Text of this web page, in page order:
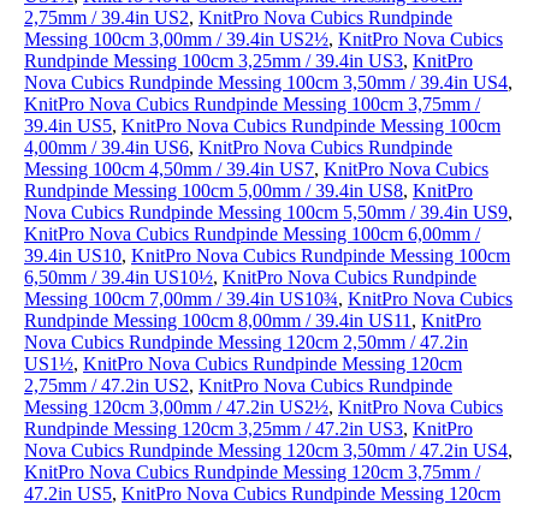
2,75mm / 39.4in US2, KnitPro Nova Cubics Rundpinde
Messing 100cm 3,00mm / 39.4in US2½, KnitPro Nova Cubics
Rundpinde Messing 100cm 3,25mm / 39.4in US3, KnitPro
Nova Cubics Rundpinde Messing 100cm 3,50mm / 39.4in US4,
KnitPro Nova Cubics Rundpinde Messing 100cm 3,75mm /
39.4in US5, KnitPro Nova Cubics Rundpinde Messing 100cm
4,00mm / 39.4in US6, KnitPro Nova Cubics Rundpinde
Messing 100cm 4,50mm / 39.4in US7, KnitPro Nova Cubics
Rundpinde Messing 100cm 5,00mm / 39.4in US8, KnitPro
Nova Cubics Rundpinde Messing 100cm 5,50mm / 39.4in US9,
KnitPro Nova Cubics Rundpinde Messing 100cm 6,00mm /
39.4in US10, KnitPro Nova Cubics Rundpinde Messing 100cm
6,50mm / 39.4in US10½, KnitPro Nova Cubics Rundpinde
Messing 100cm 7,00mm / 39.4in US10¾, KnitPro Nova Cubics
Rundpinde Messing 100cm 8,00mm / 39.4in US11 , KnitPro
Nova Cubics Rundpinde Messing 120cm 2,50mm / 47.2in
US1½, KnitPro Nova Cubics Rundpinde Messing 120cm
2,75mm / 47.2in US2, KnitPro Nova Cubics Rundpinde
Messing 120cm 3,00mm / 47.2in US2½, KnitPro Nova Cubics
Rundpinde Messing 120cm 3,25mm / 47.2in US3, KnitPro
Nova Cubics Rundpinde Messing 120cm 3,50mm / 47.2in US4,
KnitPro Nova Cubics Rundpinde Messing 120cm 3,75mm /
47.2in US5, KnitPro Nova Cubics Rundpinde Messing 120cm